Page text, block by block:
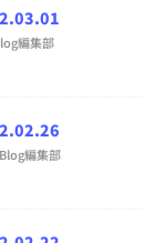
編集部
編集部